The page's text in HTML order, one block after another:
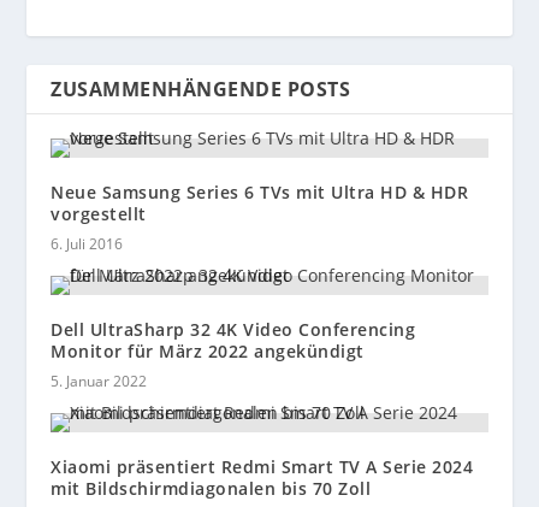
ZUSAMMENHÄNGENDE POSTS
Neue Samsung Series 6 TVs mit Ultra HD & HDR
vorgestellt
6. Juli 2016
Dell UltraSharp 32 4K Video Conferencing
Monitor für März 2022 angekündigt
5. Januar 2022
Xiaomi präsentiert Redmi Smart TV A Serie 2024
mit Bildschirmdiagonalen bis 70 Zoll